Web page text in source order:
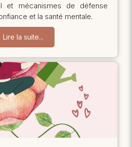
et mécanismes de défense
et la santé mentale.
Lire la suite...